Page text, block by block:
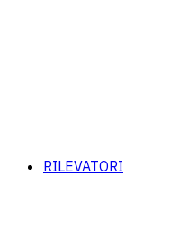
RILEVATORI